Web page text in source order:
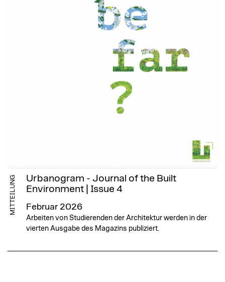
MITTEILUNG
Urbanogram - Journal of the Built
Environment | Issue 4
Februar 2026
Arbeiten von Studierenden der Architektur werden in der
vierten Ausgabe des Magazins publiziert.